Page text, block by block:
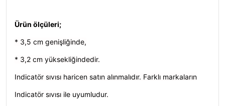
Ürün ölçüleri;
* 3,5 cm genişliğinde,
* 3,2 cm yüksekliğindedir.
Indicatör sıvısı haricen satın alınmalıdır. Farklı markaların
Indicatör sıvısı ile uyumludur.